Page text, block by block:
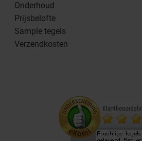
Onderhoud
Prijsbelofte
Sample tegels
Verzendkosten